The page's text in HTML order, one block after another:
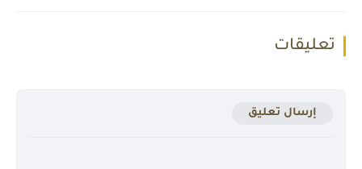
تعليقات
إرسال تعليق